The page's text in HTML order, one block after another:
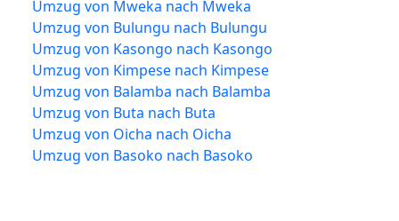
Umzug von Mweka nach Mweka
Umzug von Bulungu nach Bulungu
Umzug von Kasongo nach Kasongo
Umzug von Kimpese nach Kimpese
Umzug von Balamba nach Balamba
Umzug von Buta nach Buta
Umzug von Oicha nach Oicha
Umzug von Basoko nach Basoko